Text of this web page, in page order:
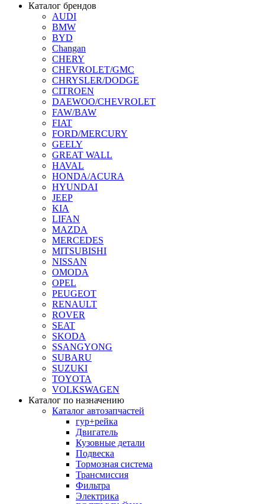
Каталог брендов
AUDI
BMW
BYD
Changan
CHERY
CHEVROLET/GMC
CHRYSLER/DODGE
CITROEN
DAEWOO/CHEVROLET
FAW/BAW
FIAT
FORD/MERCURY
GEELY
GREAT WALL
HAVAL
HONDA/ACURA
HYUNDAI
JEEP
KIA
LIFAN
MAZDA
MERCEDES
MITSUBISHI
NISSAN
OMODA
OPEL
PEUGEOT
RENAULT
ROVER
SEAT
SKODA
SSANGYONG
SUBARU
SUZUKI
TOYOTA
VOLKSWAGEN
Каталог по назначению
Каталог автозапчастей
гур+рейка
Двигатель
Кузовные детали
Подвеска
Тормозная система
Трансмиссия
Фильтра
Электрика